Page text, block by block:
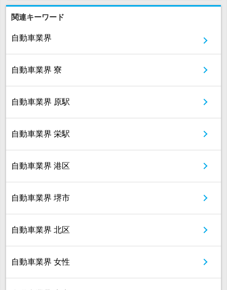
関連キーワード
自動車業界
自動車業界 寮
自動車業界 原駅
自動車業界 栄駅
自動車業界 港区
自動車業界 堺市
自動車業界 北区
自動車業界 女性